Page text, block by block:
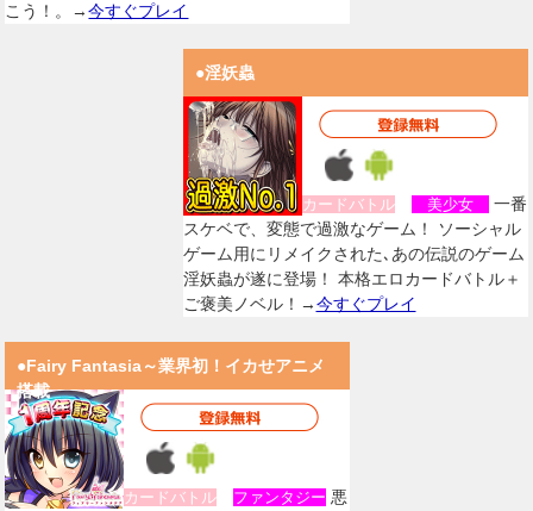
こう！。→今すぐプレイ
●淫妖蟲
カードバトル 美少女
一番
スケベで、変態で過激なゲーム！ ソーシャル
ゲーム用にリメイクされた､あの伝説のゲーム
淫妖蟲が遂に登場！ 本格エロカードバトル＋
ご褒美ノベル！→今すぐプレイ
●Fairy Fantasia～業界初！イカせアニメ
搭載
カードバトル ファンタジー 悪